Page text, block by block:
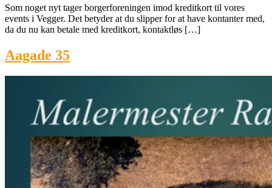
Som noget nyt tager borgerforeningen imod kreditkort til vores
events i Vegger. Det betyder at du slipper for at have kontanter med,
da du nu kan betale med kreditkort, kontaktløs […]
Aagade 35